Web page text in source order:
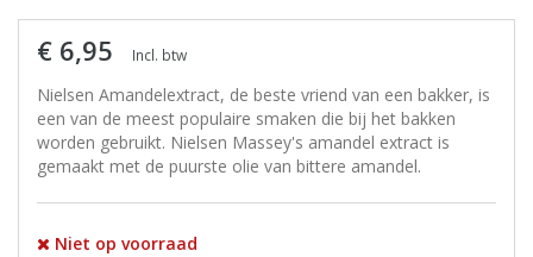
€ 6,95 Incl. btw
Nielsen Amandelextract, de beste vriend van een bakker, is
een van de meest populaire smaken die bij het bakken
worden gebruikt. Nielsen Massey's amandel extract is
gemaakt met de puurste olie van bittere amandel.
Niet op voorraad